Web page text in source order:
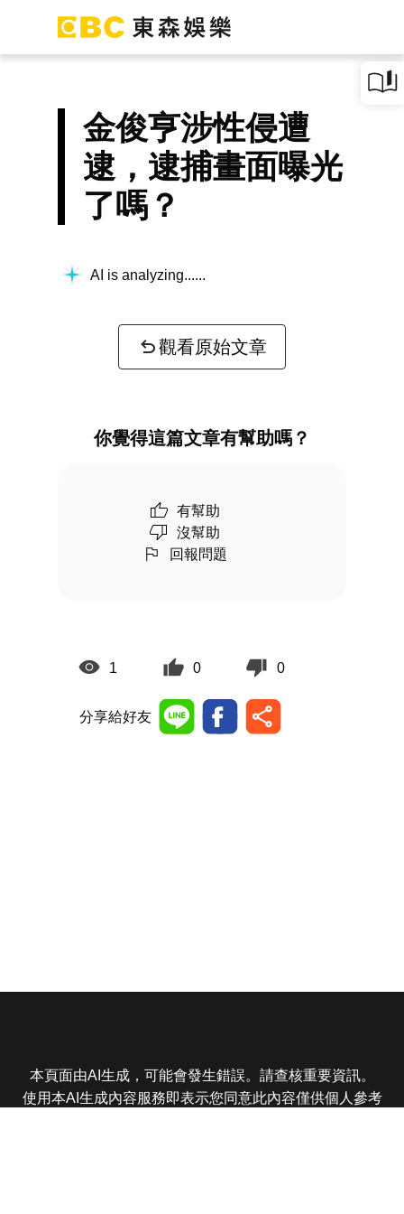
金俊亨涉性侵遭
逮，逮捕畫面曝光
了嗎？
AI is analyzing...
觀看原始文章
你覺得這篇文章有幫助嗎？
有幫助
沒幫助
回報問題
1 0 0
分享給好友
本頁面由AI生成，可能會發生錯誤。請查核重要資訊。
使用本AI生成內容服務即表示您同意此內容僅供個人參考